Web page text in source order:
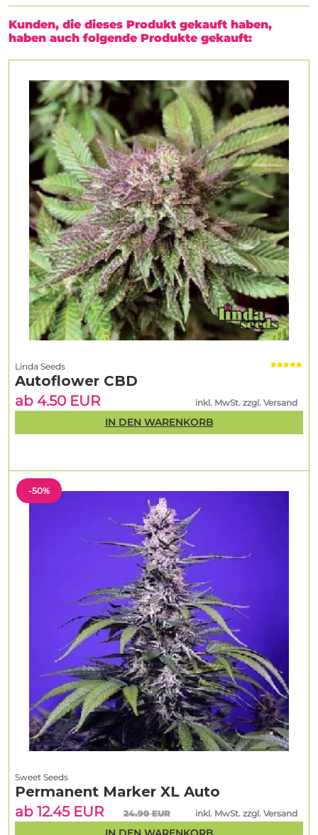
Kunden, die dieses Produkt gekauft haben,
haben auch folgende Produkte gekauft:
-50%
Sweet Seeds
Permanent Marker XL Auto
ab 12.45 EUR
24.90 EUR inkl. MwSt. zzgl. Versand
Linda Seeds
Autoflower CBD
ab 4.50 EUR
inkl. MwSt. zzgl. Versand
IN DEN WARENKORB